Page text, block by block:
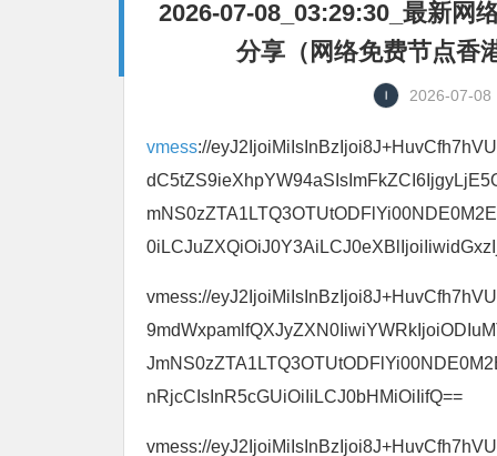
2026-07-08_03:29:30_最新
分享（网络免费节点香
2026-07-08
vmess://
vmess://
nRjcCIsInR5cGUiOiIiLCJ0bHMiOiIifQ==
vmess://